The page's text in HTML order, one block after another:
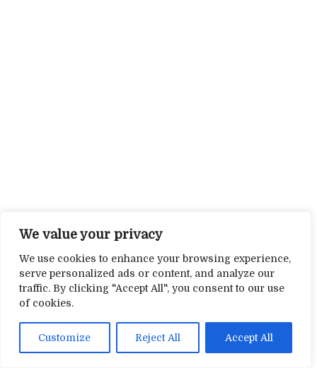
We value your privacy
We use cookies to enhance your browsing experience,
serve personalized ads or content, and analyze our
traffic. By clicking "Accept All", you consent to our use
of cookies.
Customize Reject All Accept All